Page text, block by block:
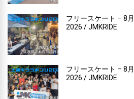
フリースケート – 8
2026 / JMKRIDE
フリースケート – 8
2026 / JMKRIDE